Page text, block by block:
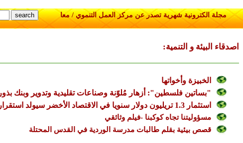
مجلة الكترونية شهرية تصدر عن مركز العمل التنموي / معا
:اصدقاء البيئة و التنمية
الخبيزة وأخواتها
"بساتين فلسطين": أزهار مُلوّنة وصناعات تقليدية وتدوير وبنك بذور
استثمار 1.3 تريليون دولار سنويا في الاقتصاد الأخضر سيولد استقرارا اقتصاديا
مسؤوليتنا تجاه كوكبنا -فيلم وثائقي
قصص بيئية بقلم طالبات مدرسة الوردية في القدس المحتلة